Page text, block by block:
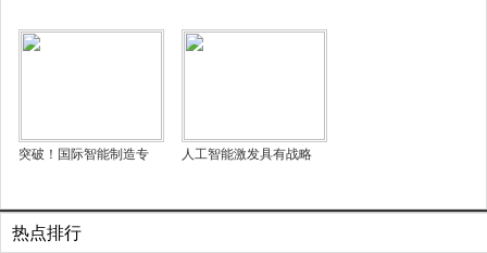
突破！国际智能制造专 人工智能激发具有战略
热点排行